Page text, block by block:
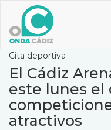
contenido
principal
Cita deportiva
El Cádiz
este lunes el
atractivos